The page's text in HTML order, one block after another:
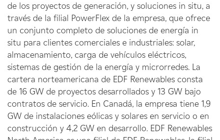
de los proyectos de generación, y soluciones in situ, a
través de la filial PowerFlex de la empresa, que ofrece
un conjunto completo de soluciones de energía in
situ para clientes comerciales e industriales: solar,
almacenamiento, carga de vehículos eléctricos,
sistemas de gestión de la energía y microrredes. La
cartera norteamericana de EDF Renewables consta
de 16 GW de proyectos desarrollados y 13 GW bajo
contratos de servicio. En Canadá, la empresa tiene 1,9
GW de instalaciones eólicas y solares en servicio o en
construcción y 4,2 GW en desarrollo. EDF Renewables